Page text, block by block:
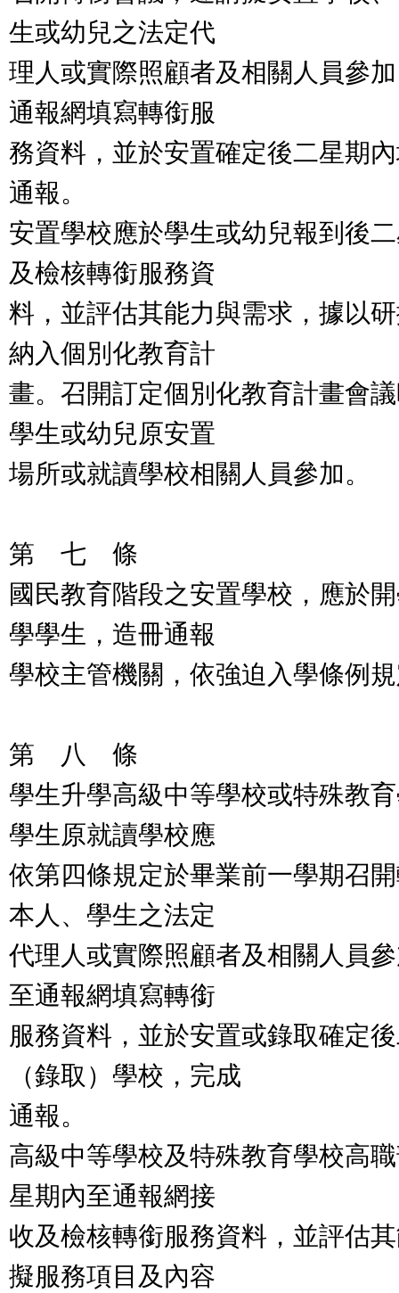
生或幼兒之法定代
理人或實際照顧者及相關人員參
通報網填寫轉銜服
務資料，並於安置確定後二星期
通報。
安置學校應於學生或幼兒報到後
及檢核轉銜服務資
料，並評估其能力與需求，據以
納入個別化教育計
畫。召開訂定個別化教育計畫會
學生或幼兒原安置
場所或就讀學校相關人員參加。
第 七 條
國民教育階段之安置學校，應於
學學生，造冊通報
學校主管機關，依強迫入學條例
第 八 條
學生升學高級中等學校或特殊教
學生原就讀學校應
依第四條規定於畢業前一學期召
本人、學生之法定
代理人或實際照顧者及相關人員
至通報網填寫轉銜
服務資料，並於安置或錄取確定
（錄取）學校，完成
通報。
高級中等學校及特殊教育學校高
星期內至通報網接
收及檢核轉銜服務資料，並評估
擬服務項目及內容